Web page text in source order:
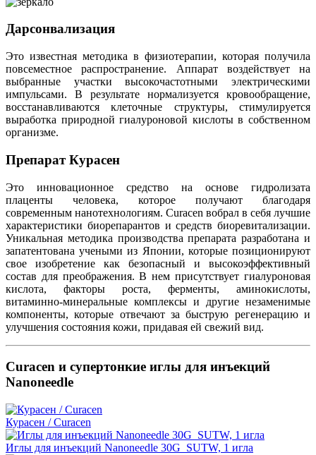
Дарсонвализация
Это известная методика в физиотерапии, которая получила
повсеместное распространение. Аппарат воздействует на
выбранные участки высокочастотными электрическими
импульсами. В результате нормализуется кровообращение,
восстанавливаются клеточные структуры, стимулируется
выработка природной гиалуроновой кислоты в собственном
организме.
Препарат Курасен
Это инновационное средство на основе гидролизата
плаценты человека, которое получают благодаря
современным нанотехнологиям. Curacen вобрал в себя лучшие
характеристики биорепарантов и средств биоревитализации.
Уникальная методика производства препарата разработана и
запатентована учеными из Японии, которые позиционируют
свое изобретение как безопасный и высокоэффективный
состав для преображения. В нем присутствует гиалуроновая
кислота, факторы роста, ферменты, аминокислоты,
витаминно-минеральные комплексы и другие незаменимые
компоненты, которые отвечают за быструю регенерацию и
улучшения состояния кожи, придавая ей свежий вид.
Curacen и супертонкие иглы для инъекций
Nanoneedle
Курасен / Curacen
Иглы для инъекций Nanoneedle 30G_SUTW, 1 игла